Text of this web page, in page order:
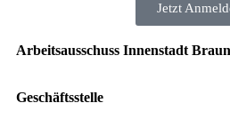
Jetzt
Arbeitsausschuss Innenstadt
Geschäftsstelle